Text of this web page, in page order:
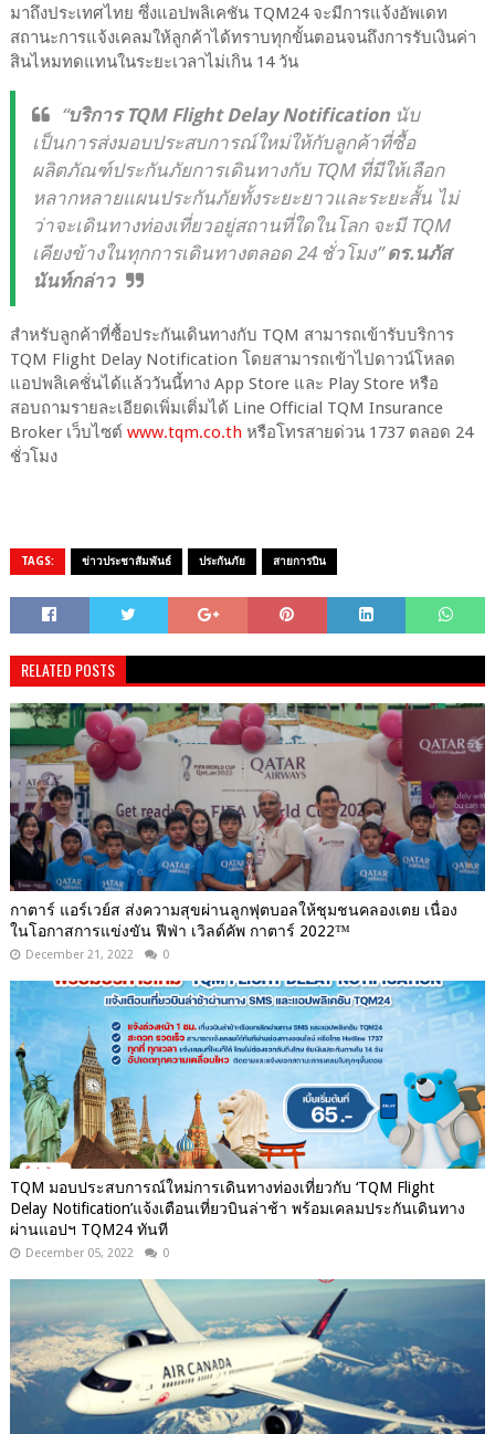
มาถึงประเทศไทย ซึ่งแอปพลิเคชัน TQM24 จะมีการแจ้งอัพเดท
สถานะการแจ้งเคลมให้ลูกค้าได้ทราบทุกขั้นตอนจนถึงการรับเงินค่า
สินไหมทดแทนในระยะเวลาไม่เกิน 14 วัน
“บริการ TQM Flight Delay Notificationนับ
เป็นการส่งมอบประสบการณ์ใหม่ให้กับลูกค้าที่ซื้อ
ผลิตภัณฑ์ประกันภัยการเดินทางกับ TQM ที่มีให้เลือก
หลากหลายแผนประกันภัยทั้งระยะยาวและระยะสั้น ไม่
ว่าจะเดินทางท่องเที่ยวอยู่สถานที่ใดในโลก จะมี TQM
เคียงข้างในทุกการเดินทางตลอด 24 ชั่วโมง”ดร.นภัส
นันท์กล่าว
สำหรับลูกค้าที่ซื้อประกันเดินทางกับ TQM สามารถเข้ารับบริการ
TQM Flight Delay Notification โดยสามารถเข้าไปดาวน์โหลด
แอปพลิเคชั่นได้แล้ววันนี้ทาง App Store และ Play Store หรือ
สอบถามรายละเอียดเพิ่มเติ่มได้ Line Official TQM Insurance
Broker เว็บไซต์ www.tqm.co.th หรือโทรสายด่วน 1737 ตลอด 24
ชั่วโมง
TAGS: ข่าวประชาสัมพันธ์ ประกันภัย สายการบิน
RELATED POSTS
กาตาร์ แอร์เวย์ส ส่งความสุขผ่านลูกฟุตบอลให้ชุมชนคลองเตย เนื่อง
ในโอกาสการแข่งขัน ฟีฟ่า เวิลด์คัพ กาตาร์ 2022™
December 21, 2022 0
TQM มอบประสบการณ์ใหม่การเดินทางท่องเที่ยวกับ ‘TQM Flight
Delay Notification’แจ้งเตือนเที่ยวบินล่าช้า พร้อมเคลมประกันเดินทาง
ผ่านแอปฯ TQM24 ทันที
December 05, 2022 0